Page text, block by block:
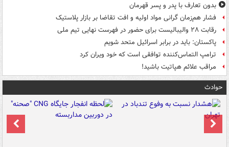
بدون تعارف با پدر و پسر قهرمان
فشار هم‌زمان گرانی مواد اولیه و افت تقاضا بر بازار پلاستیک
رقابت ۲۸ والیبالیست برای حضور در فهرست نهایی تیم ملی
پاکستان: باید در برابر اسرائیل متحد شویم
ترامپ التماس‌کننده توافقی است که خود ویران کرد
مراقب علائم هپاتیت باشید!
حوادث